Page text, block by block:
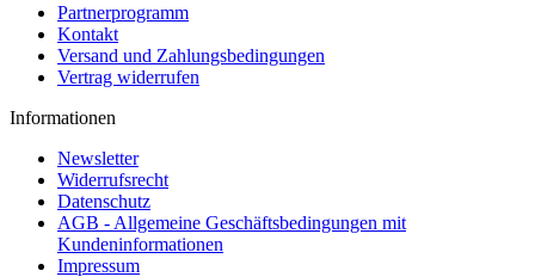
Partnerprogramm
Kontakt
Versand und Zahlungsbedingungen
Vertrag widerrufen
Informationen
Newsletter
Widerrufsrecht
Datenschutz
AGB - Allgemeine Geschäftsbedingungen mit
Kundeninformationen
Impressum